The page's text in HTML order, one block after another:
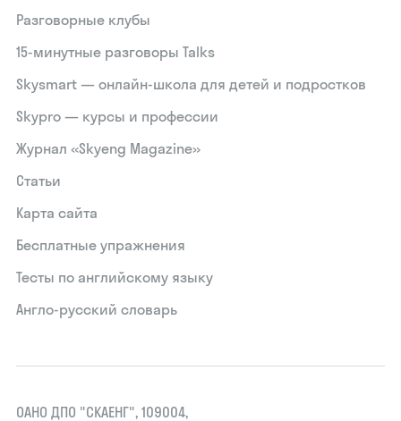
Разговорные клубы
15‑минутные разговоры Talks
Skysmart — онлайн-школа для детей и подростков
Skypro — курсы и профессии
Журнал «Skyeng Magazine»
Статьи
Карта сайта
Бесплатные упражнения
Тесты по английскому языку
Англо-русский словарь
ОАНО ДПО "СКАЕНГ", 109004,